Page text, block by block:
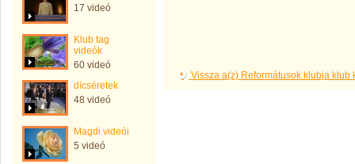
17 videó
Klub tag
videók
60 videó
dícséretek
48 videó
Magdi videói
5 videó
Vissza a(z) Reformátusok klubja